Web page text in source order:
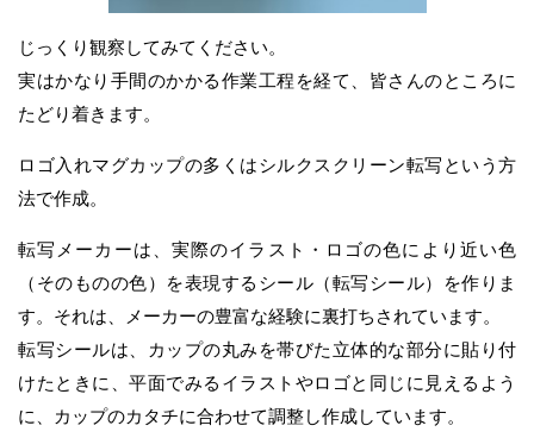
じっくり観察してみてください。
実はかなり手間のかかる作業工程を経て、皆さんのところに
たどり着きます。
ロゴ入れマグカップの多くはシルクスクリーン転写という方
法で作成。
転写メーカーは、実際のイラスト・ロゴの色により近い色
（そのものの色）を表現するシール（転写シール）
を作りま
す。それは、メーカーの豊富な経験に裏打ちされています。
転写シールは、カップの丸みを帯びた立体的な部分に貼り付
けたときに、 平面でみるイラストやロゴと同じに見えるよう
に、カップのカタチに合わせて調整し作成しています。